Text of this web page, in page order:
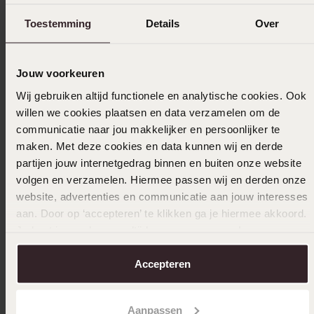
Toestemming Details Over
Jouw voorkeuren
Wij gebruiken altijd functionele en analytische cookies. Ook
willen we cookies plaatsen en data verzamelen om de
communicatie naar jou makkelijker en persoonlijker te
maken. Met deze cookies en data kunnen wij en derde
partijen jouw internetgedrag binnen en buiten onze website
volgen en verzamelen. Hiermee passen wij en derden onze
website, advertenties en communicatie aan jouw interesses
aan. Door op ‘accepteren’ te klikken ga je hiermee akkoord.
over in onscookiebeleid.
Accepteren
Aanpassen
Übersetzt | Original ansehen
Größe auswählen und bestellen
Das könnte dir gefallen